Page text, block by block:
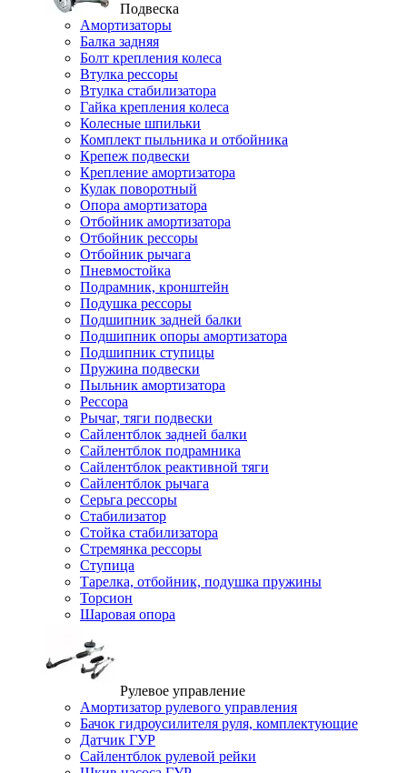
Подвеска
Амортизаторы
Балка задняя
Болт крепления колеса
Втулка рессоры
Втулка стабилизатора
Гайка крепления колеса
Колесные шпильки
Комплект пыльника и отбойника
Крепеж подвески
Крепление амортизатора
Кулак поворотный
Опора амортизатора
Отбойник амортизатора
Отбойник рессоры
Отбойник рычага
Пневмостойка
Подрамник, кронштейн
Подушка рессоры
Подшипник задней балки
Подшипник опоры амортизатора
Подшипник ступицы
Пружина подвески
Пыльник амортизатора
Рессора
Рычаг, тяги подвески
Сайлентблок задней балки
Сайлентблок подрамника
Сайлентблок реактивной тяги
Сайлентблок рычага
Серьга рессоры
Стабилизатор
Стойка стабилизатора
Стремянка рессоры
Ступица
Тарелка, отбойник, подушка пружины
Торсион
Шаровая опора
Рулевое управление
Амортизатор рулевого управления
Бачок гидроусилителя руля, комплектующие
Датчик ГУР
Сайлентблок рулевой рейки